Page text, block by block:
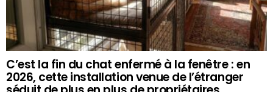
C’est la fin du chat enfermé à la fenêtre : en
2026, cette installation venue de l’étranger